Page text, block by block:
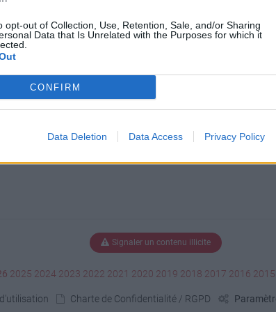
opt-out of Collection, Use, Retention, Sale, and/or Sharing
Data that Is Unrelated with the Purposes for which it
CONFIRM
Data Deletion Data Access Privacy Policy
Signaler un contenu illicite
2025 2024 2023 2022 2021 2020 2019 2018 2017 2016 2015
Charte de Confidentialité / RGPD